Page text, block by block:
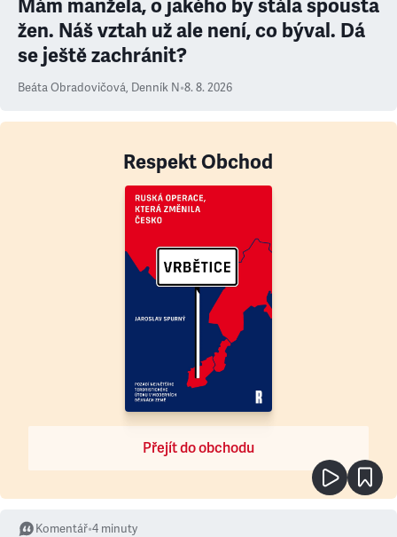
Mám manžela, o jakého by stála spousta
žen. Náš vztah už ale není, co býval. Dá
se ještě zachránit?
Beáta Obradovičová, Denník N•8. 8. 2026
Respekt Obchod
Přejít do obchodu
Komentář•4 minuty